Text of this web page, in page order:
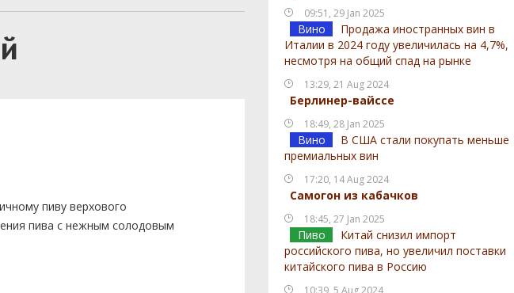
09:51, 29 Jan 2025
Вино
Продажа иностранных вин в
Италии в 2024 году увеличилась на 4,7%,
несмотря на общий спад на рынке
13:29, 21 Aug 2024
Берлинер-вайссе
18:49, 28 Jan 2025
Вино
В США стали покупать меньше
премиальных вин
17:20, 14 Aug 2024
Самогон из кабачков
18:45, 27 Jan 2025
Пиво
Китай снизил импорт
российского пива, но увеличил поставки
китайского пива в Россию
10:39, 5 Aug 2024
пиву верхового
пива с нежным солодовым